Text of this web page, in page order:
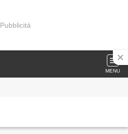
Pubblicità
MENU